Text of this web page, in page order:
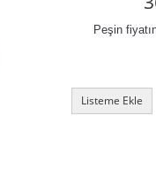
Peşin
Listeme Ekle